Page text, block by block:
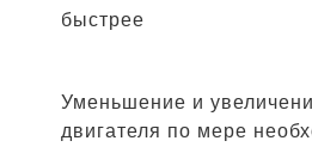
быстрее
Уменьшение и
двигателя по мере